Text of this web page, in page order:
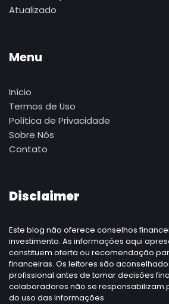
Atualizado
Menu
Início
Termos de Uso
Política de Privacidade
Sobre Nós
Contato
Disclaimer
Este blog não oferece conselhos
investimento. As informações aqui
constituem oferta ou recomendação
financeiras. Os leitores são
profissional antes de tomar decisões
colaboradores não se responsabilizam
do uso das informações.